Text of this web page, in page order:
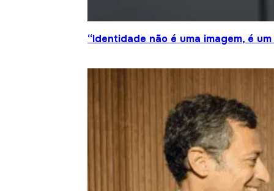
“Identidade não é uma imagem, é